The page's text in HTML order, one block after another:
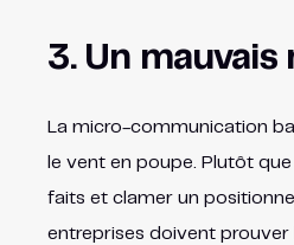
3. Un mauvais
La micro-communication
le vent en poupe. Plutôt
faits et clamer un
entreprises doivent prouver